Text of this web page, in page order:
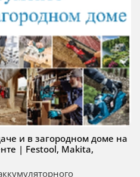
и в загородном доме на
| Festool, Makita,